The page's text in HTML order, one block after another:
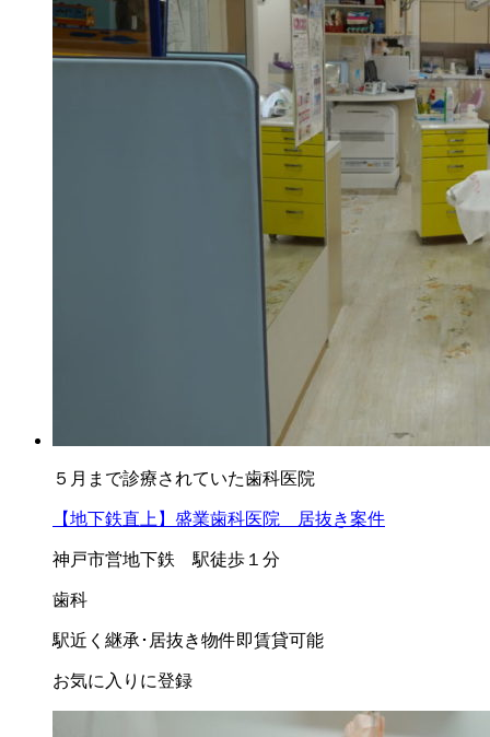
５月まで診療されていた歯科医院
【地下鉄直上】盛業歯科医院 居抜き案件
神戸市営地下鉄 駅徒歩１分
歯科
駅近く 継承･居抜き物件即賃貸可能
お気に入りに登録